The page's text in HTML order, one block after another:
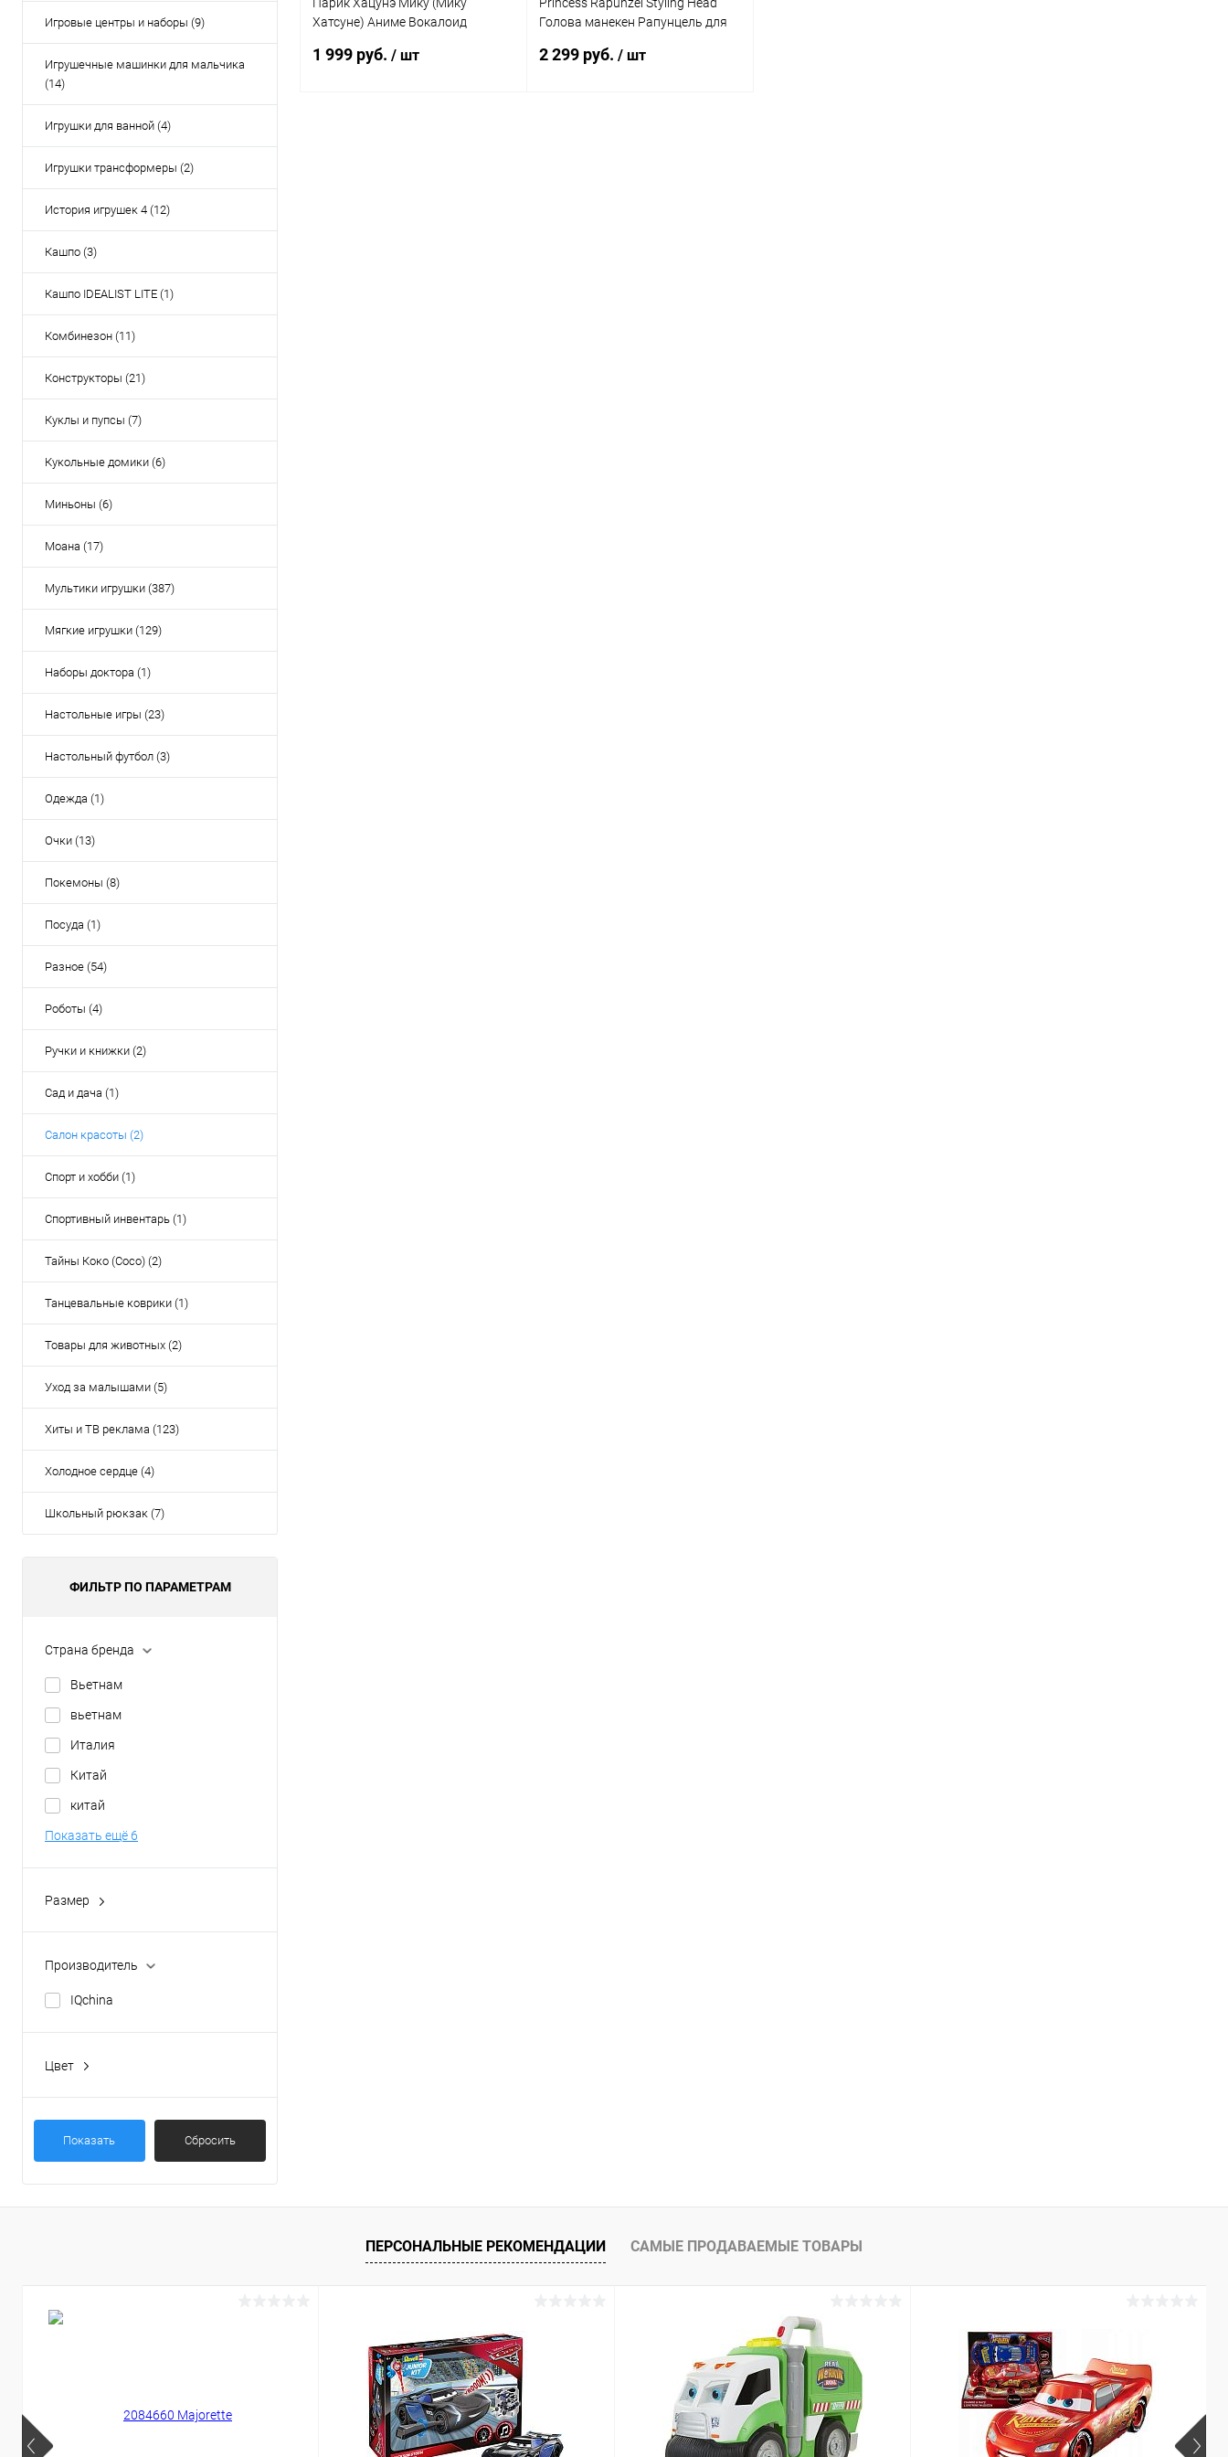
Игровые центры и наборы (9)
Игрушечные машинки для мальчика
(14)
Игрушки для ванной (4)
Игрушки трансформеры (2)
История игрушек 4 (12)
Кашпо (3)
Кашпо IDEALIST LITE (1)
Комбинезон (11)
Конструкторы (21)
Куклы и пупсы (7)
Кукольные домики (6)
Миньоны (6)
Моана (17)
Мультики игрушки (387)
Мягкие игрушки (129)
Наборы доктора (1)
Настольные игры (23)
Настольный футбол (3)
Одежда (1)
Очки (13)
Покемоны (8)
Посуда (1)
Разное (54)
Роботы (4)
Ручки и книжки (2)
Сад и дача (1)
Салон красоты (2)
Спорт и хобби (1)
Спортивный инвентарь (1)
Тайны Коко (Coco) (2)
Танцевальные коврики (1)
Товары для животных (2)
Уход за малышами (5)
Хиты и ТВ реклама (123)
Холодное сердце (4)
Школьный рюкзак (7)
ФИЛЬТР ПО ПАРАМЕТРАМ
Страна бренда
Вьетнам
вьетнам
Италия
Китай
китай
Показать ещё 6
Размер
Производитель
IQchina
Цвет
Показать Сбросить
Парик Хацунэ Мику (Мику
Хатсуне) Аниме Вокалоид
1 999 руб. / шт
Princess Rapunzel Styling Head
Голова манекен Рапунцель для
2 299 руб. / шт
ПЕРСОНАЛЬНЫЕ РЕКОМЕНДАЦИИ САМЫЕ ПРОДАВАЕМЫЕ ТОВАРЫ